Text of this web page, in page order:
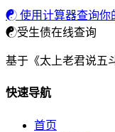
☯ 使用计算器查询你
☯受生债在线查询
基于《太上老君说五
快速导航
首页